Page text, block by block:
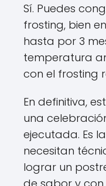
Sí. Puedes
frosting, bien
hasta por 3
temperatura
con el frosting
En definitiva,
una
ejecutada. Es
necesitan
lograr un